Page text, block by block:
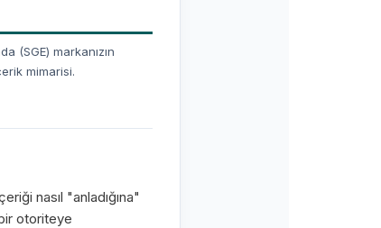
(SGE) markanızın
mimarisi.
nasıl "anladığına"
otoriteye